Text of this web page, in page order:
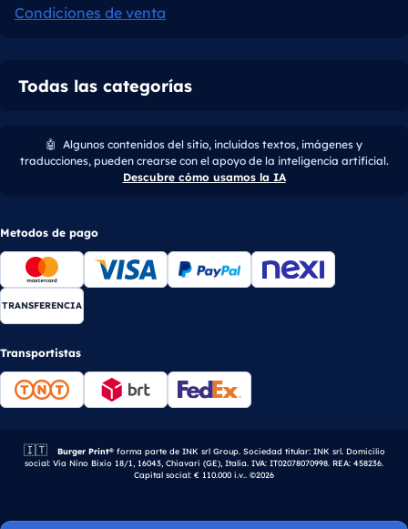
Condiciones de venta
Todas las categorías
🤖 Algunos contenidos del sitio, incluidos textos, imágenes y
traducciones, pueden crearse con el apoyo de la inteligencia artificial.
Descubre cómo usamos la IA
Metodos de pago
TRANSFERENCIA
Transportistas
🇮🇹 Empresa italiana.
Burger Print®forma parte de INK srl Group. Sociedad titular: INK srl. Domicilio
social: Via Nino Bixio 18/1, 16043, Chiavari (GE), Italia. IVA: IT02078070998. REA: 458236.
Capital social: € 110.000 i.v.. ©2026